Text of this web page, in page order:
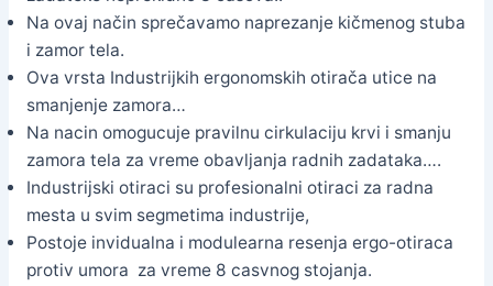
Na ovaj način sprečavamo naprezanje kičmenog stuba
i zamor tela.
Ova vrsta Industrijkih ergonomskih otirača utice na
smanjenje zamora…
Na nacin omogucuje pravilnu cirkulaciju krvi i smanju
zamora tela za vreme obavljanja radnih zadataka….
Industrijski otiraci su profesionalni otiraci za radna
mesta u svim segmetima industrije,
Postoje invidualna i modulearna resenja ergo-otiraca
protiv umora za vreme 8 casvnog stojanja.